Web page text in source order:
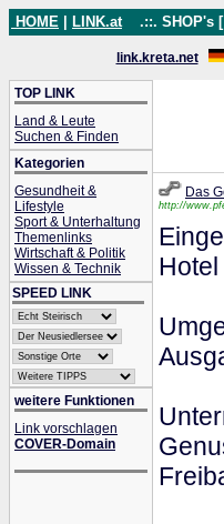
HOME LINK.at .::. SHOP's [
link.kreta.net
TOP LINK
Land & Leute
Suchen & Finden
Kategorien
Gesundheit &
Lifestyle
Sport & Unterhaltung
Themenlinks
Wirtschaft & Politik
Wissen & Technik
SPEED LINK
weitere Funktionen
Link vorschlagen
COVER-Domain
Das
http://